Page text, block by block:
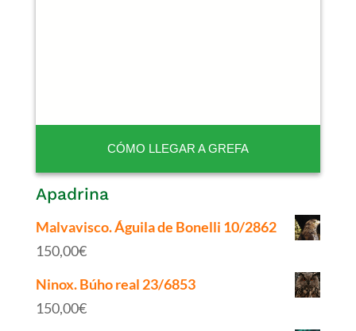
CÓMO LLEGAR A GREFA
Apadrina
Malvavisco. Águila de Bonelli 10/2862
150,00€
Ninox. Búho real 23/6853
150,00€